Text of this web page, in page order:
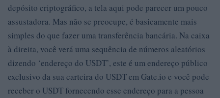
depósito criptográfico, a tela aqui pode parecer um pouco
assustadora. Mas não se preocupe, é basicamente mais
simples do que fazer uma transferência bancária. Na caixa
à direita, você verá uma sequência de números aleatórios
dizendo ‘endereço do USDT’, este é um endereço público
exclusivo da sua carteira do USDT em Gate.io e você pode
receber o USDT fornecendo esse endereço para a pessoa